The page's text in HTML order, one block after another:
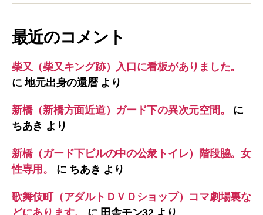
最近のコメント
柴又（柴又キング跡）入口に看板がありました。
に地元出身の還暦より
新橋（新橋方面近道）ガード下の異次元空間。
に
ちあき より
新橋（ガード下ビルの中の公衆トイレ）階段脇。女
性専用。
に ちあき より
歌舞伎町（アダルトＤＶＤショップ）コマ劇場裏な
どにあります。
に 田舎モン32より